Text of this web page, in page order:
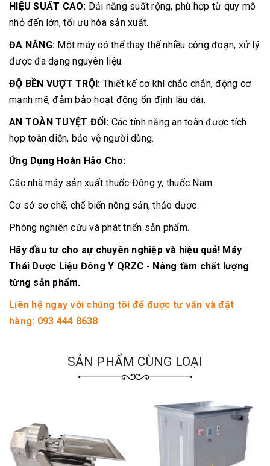
HIỆU SUẤT CAO: Dải năng suất rộng, phù hợp từ quy mô
nhỏ đến lớn, tối ưu hóa sản xuất.
ĐA NĂNG: Một máy có thể thay thế nhiều công đoạn, xử lý
được đa dạng nguyên liệu.
ĐỘ BỀN VƯỢT TRỘI: Thiết kế cơ khí chắc chắn, động cơ
mạnh mẽ, đảm bảo hoạt động ổn định lâu dài.
AN TOÀN TUYỆT ĐỐI: Các tính năng an toàn được tích
hợp toàn diện, bảo vệ người dùng.
Ứng Dụng Hoàn Hảo Cho:
Các nhà máy sản xuất thuốc Đông y, thuốc Nam.
Cơ sở sơ chế, chế biến nông sản, thảo dược.
Phòng nghiên cứu và phát triển sản phẩm.
Hãy đầu tư cho sự chuyên nghiệp và hiệu quả! Máy
Thái Dược Liệu Đông Y QRZC - Nâng tầm chất lượng
từng sản phẩm.
Liên hệ ngay với chúng tôi để được tư vấn và đặt
hàng: 093 444 8638
SẢN PHẨM CÙNG LOẠI